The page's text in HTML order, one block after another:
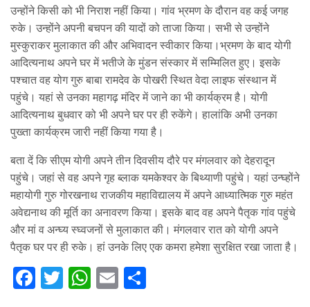
उन्होंने किसी को भी निराश नहीं किया। गांव भ्रमण के दौरान वह कई जगह
रुके। उन्होंने अपनी बचपन की यादों को ताजा किया। सभी से उन्होंने
मुस्कुराकर मुलाकात की और अभिवादन स्वीकार किया।भ्रमण के बाद योगी
आदित्यनाथ अपने घर में भतीजे के मुंडन संस्कार में सम्मिलित हुए। इसके
पश्चात वह योग गुरु बाबा रामदेव के पोखरी स्थित वेदा लाइफ संस्थान में
पहुंचे। यहां से उनका महागढ़ मंदिर में जाने का भी कार्यक्रम है। योगी
आदित्यनाथ बुधवार को भी अपने घर पर ही रुकेंगे। हालांकि अभी उनका
पुख्ता कार्यक्रम जारी नहीं किया गया है।
बता दें कि सीएम योगी अपने तीन दिवसीय दौरे पर मंगलवार को देहरादून
पहुंचे। जहां से वह अपने गृह ब्लाक यमकेश्वर के बिथ्याणी पहुंचे। यहां उन्घ्होंने
महायोगी गुरु गोरखनाथ राजकीय महाविद्यालय में अपने आध्यात्मिक गुरु महंत
अवेद्यनाथ की मूर्ति का अनावरण किया। इसके बाद वह अपने पैतृक गांव पहुंचे
और मां व अन्घ्य स्घ्वजनों से मुलाकात की। मंगलवार रात को योगी अपने
पैतृक घर पर ही रुके। हां उनके लिए एक कमरा हमेशा सुरक्षित रखा जाता है।
F
T
W E